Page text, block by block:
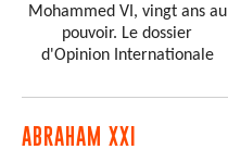
Mohammed VI, vingt ans au
pouvoir. Le dossier
d'Opinion Internationale
ABRAHAM XXI